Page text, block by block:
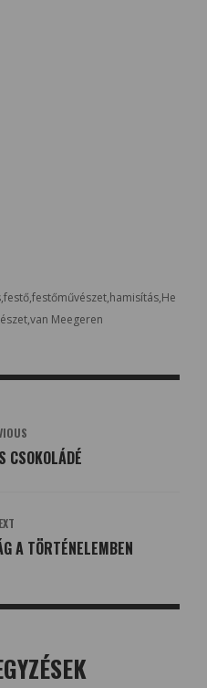
festőfestőművészet hamisítás He
van Meegeren
CSOKOLÁDÉ
A TÖRTÉNELEMBEN